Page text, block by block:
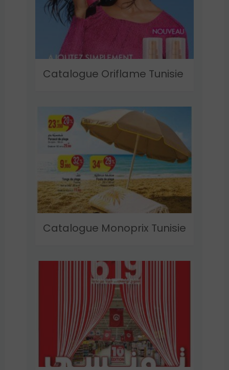
Catalogue Oriflame Tunisie
Catalogue Monoprix Tunisie